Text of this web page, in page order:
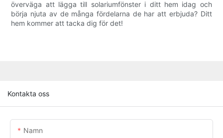
överväga att lägga till solariumfönster i ditt hem idag och
börja njuta av de många fördelarna de har att erbjuda? Ditt
hem kommer att tacka dig för det!
Kontakta oss
Namn